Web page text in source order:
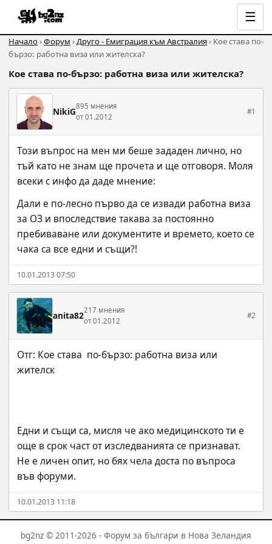
☰
Начало›Форум ›Друго - Емиграция към Австралия› Кое става по-
бързо: работна виза или жителска?
Кое става по-бързо: работна виза или жителска?
NikiG895 мнения
от 01.2012
#1
Този въпрос на мен ми беше зададен лично, но
тъй като не знам ще прочета и ще отговоря. Моля
всеки с инфо да даде мнение:
Дали е по-лесно първо да се извади работна виза
за ОЗ и впоследствие такава за постоянно
пребиваване или документите и времето, което се
чака са все едни и същи?!
10.01.2013 07:50
anita82217 мнения
от 01.2012
#2
Отг: Кое става  по-бързо: работна виза или
Едни и същи са, мисля че ако медицинското ти е
още в срок част от изследванията се признават.
Не е личен опит, но бях чела доста по въпроса
във форуми.
10.01.2013 11:18
bg2nz © 2011-2026 - Форум за българи в Нова Зеландия